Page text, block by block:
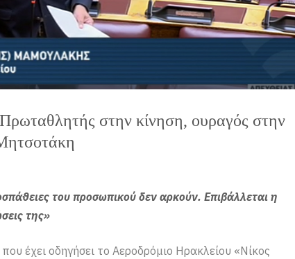
στην κίνηση, ουραγός στην
του προσωπικού δεν αρκούν. Επιβάλλεται η
της»
έχει οδηγήσει το Αεροδρόμιο Ηρακλείου «Νίκος